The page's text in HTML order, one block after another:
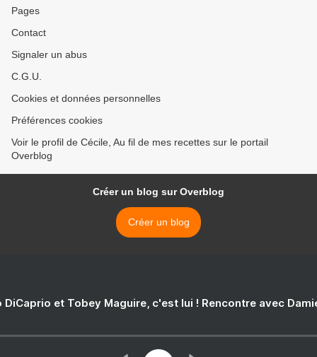
Pages
Contact
Signaler un abus
C.G.U.
Cookies et données personnelles
Préférences cookies
Voir le profil de Cécile, Au fil de mes recettes sur le portail
Overblog
Créer un blog sur Overblog
Créer un blog
DiCaprio et Tobey Maguire, c'est lui ! Rencontre avec